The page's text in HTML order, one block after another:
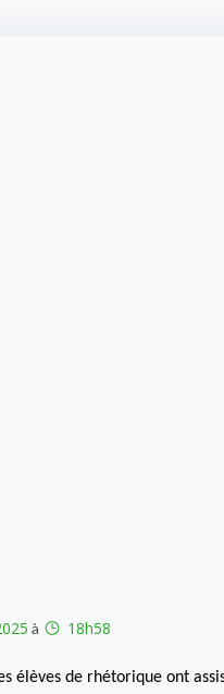
à 18h58
élèves de rhétorique ont